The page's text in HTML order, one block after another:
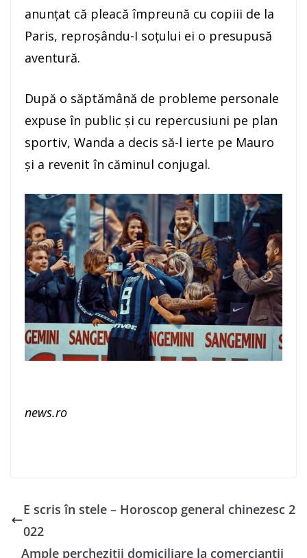
anunţat că pleacă împreună cu copiii de la
Paris, reproşându-I soţului ei o presupusă
aventură.
După o săptămână de probleme personale
expuse în public şi cu repercusiuni pe plan
sportiv, Wanda a decis să-l ierte pe Mauro
şi a revenit în căminul conjugal.
news.ro
E scris în stele – Horoscop general chinezesc 2
022
Ample percheziții domiciliare la comercianții